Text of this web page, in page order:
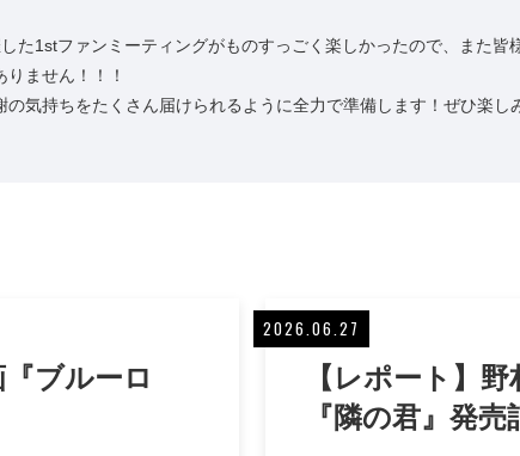
た1stファンミーティングがものすっごく楽しかったので、また皆
りません！！！
の気持ちをたくさん届けられるように全力で準備します！ぜひ楽し
ブルーロ
2026.06.27
【レポート】
『隣の君』発